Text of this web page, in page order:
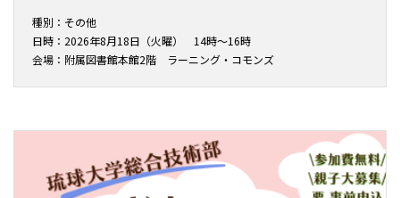
種別：その他
日時：2026年8月18日（火曜） 14時～16時
会場：附属図書館本館2階 ラーニング・コモンズ